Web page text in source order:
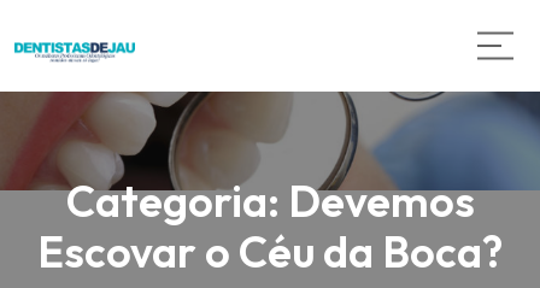
Categoria: Devemos
Escovar o Céu da Boca?